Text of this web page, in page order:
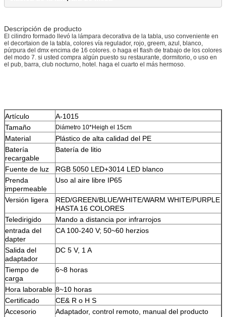
Descripción de producto
El cilindro formado llevó la lámpara decorativa de la tabla, uso conveniente en
el decortaion de la tabla, colores vía regulador, rojo, greem, azul, blanco,
púrpura del dmx encima de 16 colores. o haga el flash de trabajo de los colores
del modo 7. si usted compra algún puesto su restaurante, dormitorio, o uso en
el pub, barra, club nocturno, hotel. haga el cuarto el más hermoso.
Artículo
A-1015
Tamaño
Diámetro 10*Heigh el 15cm
Material
Plástico de alta calidad del PE
Batería
recargable
Batería de litio
Fuente de luz
RGB 5050 LED+3014 LED blanco
Prenda
impermeable
Uso al aire libre IP65
Versión ligera
RED/GREEN/BLUE/WHITE/WARM WHITE/PURPLE
HASTA 16 COLORES
Teledirigido
Mando a distancia por infrarrojos
entrada del
dapter
CA 100-240 V; 50~60 herzios
Salida del
adaptador
DC 5 V, 1 A
Tiempo de
carga
6~8 horas
Hora laborable 8~10 horas
Certificado
CE& R o H S
Accesorio
Adaptador, control remoto, manual del producto